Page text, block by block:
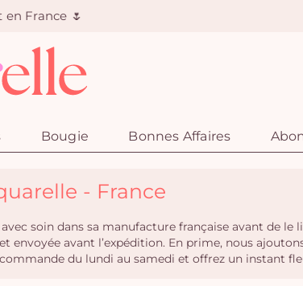
France 🌷
Bougie Bonnes Affaires
- France
soin dans sa manufacture française avant de le
envoyée avant l’expédition. En prime, nous
du lundi au samedi et offrez un instant